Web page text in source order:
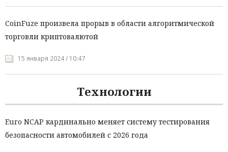
CoinFuze произвела прорыв в области алгоритмической
торговли криптовалютой
15 января 2024 / 10:47
Технологии
Euro NCAP кардинально меняет систему тестирования
безопасности автомобилей с 2026 года